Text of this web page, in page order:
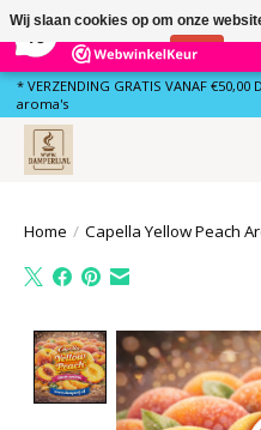
79 Reviews
* VERZENDING GRATIS VANAF
aroma's
Home / Capella Yellow Peach
Product image
Wij slaan cookies op om onze
Nee